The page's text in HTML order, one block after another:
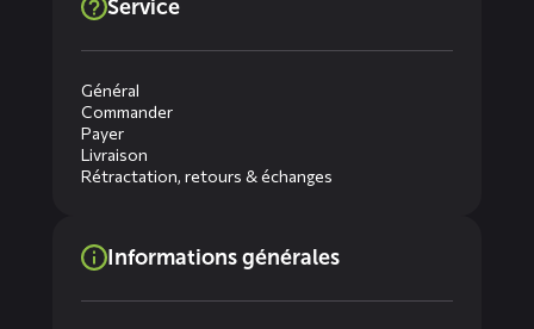
Service
Général
Commander
Payer
Livraison
Rétractation, retours & échanges
Informations générales